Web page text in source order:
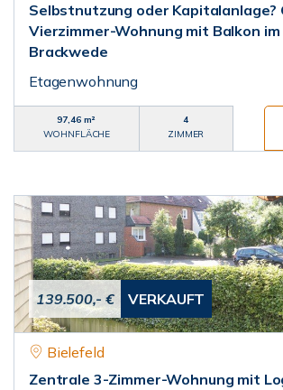
Selbstnutzung oder Kapitalanlage?
Vierzimmer-Wohnung mit Balkon
Brackwede
Etagenwohnung
97,46 m²
WOHNFLÄCHE
4
ZIMMER
139.500,- € VERKAUFT
Bielefeld
Zentrale 3-Zimmer-Wohnung mit